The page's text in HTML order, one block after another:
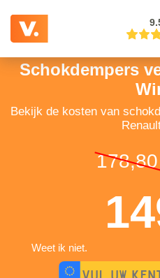
Schokdempers
Bekijk de kosten van
178,80
Weet ik niet.